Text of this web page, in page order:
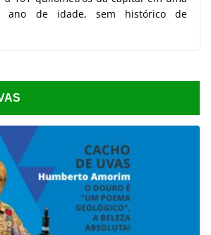
ano de idade, sem histórico de